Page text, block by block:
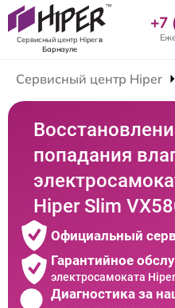
Сервисный центр Hiperв
Барнауле
+7
Сервисный центр Hiper
попадания
Hiper Slim
Официальный
Гарантийное
электросамоката
Диагностика за